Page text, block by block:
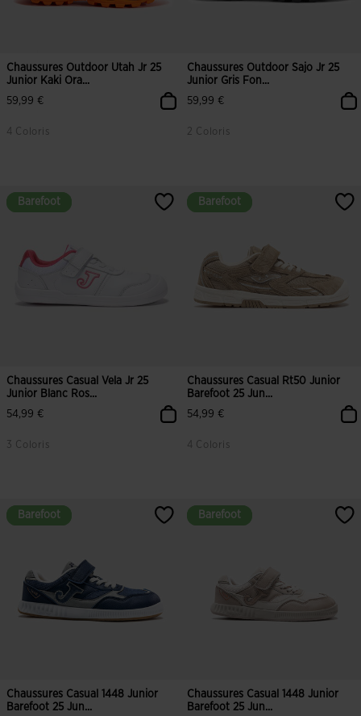
Chaussures Outdoor Utah Jr 25
Junior Kaki Ora...
59,99 €
4 Coloris
4,8 sur 5 Évaluation du client
Chaussures Outdoor Sajo Jr 25
Junior Gris Fon...
59,99 €
2 Coloris
4,2 sur 5 Évaluation du client
Barefoot
Barefoot
Chaussures Casual Vela Jr 25
Junior Blanc Ros...
54,99 €
3 Coloris
4,3 sur 5 Évaluation du client
Barefoot
Barefoot
Chaussures Casual Rt50 Junior
Barefoot 25 Jun...
54,99 €
4 Coloris
5 sur 5 Évaluation du client
Barefoot
Barefoot
Chaussures Casual 1448 Junior
Barefoot 25 Jun...
Barefoot
Barefoot
Chaussures Casual 1448 Junior
Barefoot 25 Jun...